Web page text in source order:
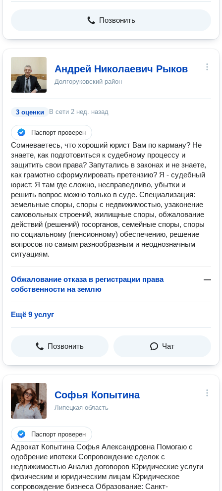
Позвонить
Андрей Николаевич Рыков
Долгоруковский район
3 оценки В сети 2 нед. назад
Паспорт проверен
Сомневаетесь, что хороший юрист Вам по карману? Не
знаете, как подготовиться к судебному процессу и
защитить свои права? Запутались в законах и не знаете,
как грамотно сформулировать претензию? Я - судебный
юрист. Я там где сложно, несправедливо, убытки и
решить вопрос можно только в суде. Специализация:
земельные споры, споры с недвижимостью, узаконение
самовольных строений, жилищные споры, обжалование
действий (решений) госорганов, семейные споры, споры
по социальному (пенсионному) обеспечению, решение
вопросов по самым разнообразным и неоднозначным
ситуациям.
Обжалование отказа в регистрации права
собственности на землю
—
Ещё 9 услуг
Позвонить Чат
Софья Копытина
Липецкая область
Паспорт проверен
Адвокат Копытина Софья Александровна Помогаю с
одобрение ипотеки Сопровождение сделок с
недвижимостью Анализ договоров Юридические услуги
физическим и юридическим лицам Юридическое
сопровождение бизнеса Образование: Санкт-